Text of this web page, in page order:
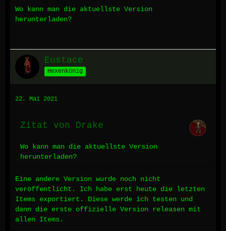
Wo kann man die aktuellste Version
herunterladen?
Eustace
Hexenkönig
22. Mai 2021
Zitat von Drake
Wo kann man die aktuellste Version
herunterladen?
Eine andere Version wurde noch nicht
veröffentlicht. Ich habe erst heute die letzten
Items exportiert. Diese werde ich testen und
dann die erste offizielle Version releasen mit
allen Items.